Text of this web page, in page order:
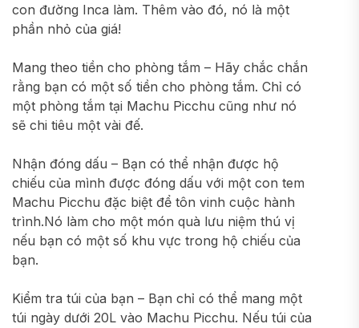
con đường Inca làm. Thêm vào đó, nó là một
phần nhỏ của giá!
Mang theo tiền cho phòng tắm – Hãy chắc chắn
rằng bạn có một số tiền cho phòng tắm. Chỉ có
một phòng tắm tại Machu Picchu cũng như nó
sẽ chi tiêu một vài đế.
Nhận đóng dấu – Bạn có thể nhận được hộ
chiếu của mình được đóng dấu với một con tem
Machu Picchu đặc biệt để tôn vinh cuộc hành
trình.Nó làm cho một món quà lưu niệm thú vị
nếu bạn có một số khu vực trong hộ chiếu của
bạn.
Kiểm tra túi của bạn – Bạn chỉ có thể mang một
túi ngày dưới 20L vào Machu Picchu. Nếu túi của